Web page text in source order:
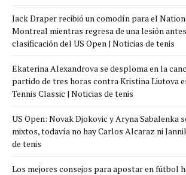
Jack Draper recibió un comodín para el
Montreal mientras regresa de una lesión
clasificación del US Open | Noticias de tenis
Ekaterina Alexandrova se desploma en la
partido de tres horas contra Kristina Liutova
Tennis Classic | Noticias de tenis
US Open: Novak Djokovic y Aryna Sabalenka
mixtos, todavía no hay Carlos Alcaraz ni
de tenis
Los mejores consejos para apostar en fútbol